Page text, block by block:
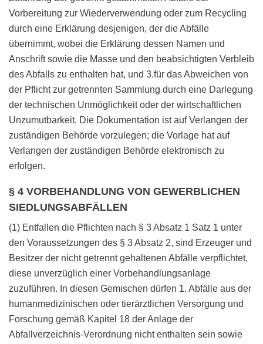
Vorbereitung zur Wiederverwendung oder zum Recycling
durch eine Erklärung desjenigen, der die Abfälle
übernimmt, wobei die Erklärung dessen Namen und
Anschrift sowie die Masse und den beabsichtigten Verbleib
des Abfalls zu enthalten hat, und 3.für das Abweichen von
der Pflicht zur getrennten Sammlung durch eine Darlegung
der technischen Unmöglichkeit oder der wirtschaftlichen
Unzumutbarkeit. Die Dokumentation ist auf Verlangen der
zuständigen Behörde vorzulegen; die Vorlage hat auf
Verlangen der zuständigen Behörde elektronisch zu
erfolgen.
§ 4 VORBEHANDLUNG VON GEWERBLICHEN
SIEDLUNGSABFÄLLEN
(1) Entfallen die Pflichten nach § 3 Absatz 1 Satz 1 unter
den Voraussetzungen des § 3 Absatz 2, sind Erzeuger und
Besitzer der nicht getrennt gehaltenen Abfälle verpflichtet,
diese unverzüglich einer Vorbehandlungsanlage
zuzuführen. In diesen Gemischen dürfen 1. Abfälle aus der
humanmedizinischen oder tierärztlichen Versorgung und
Forschung gemäß Kapitel 18 der Anlage der
Abfallverzeichnis-Verordnung nicht enthalten sein sowie